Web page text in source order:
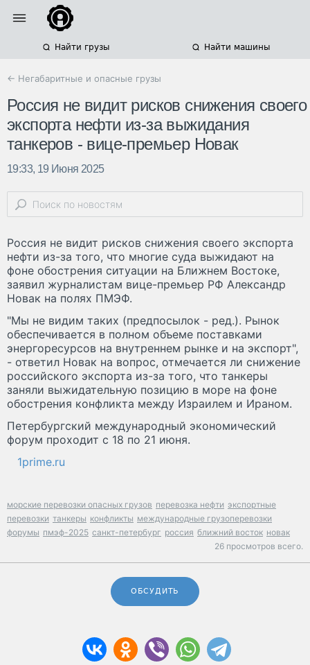
Найти грузы Найти машины
← Негабаритные и опасные грузы
Россия не видит рисков снижения своего
экспорта нефти из-за выжидания
танкеров - вице-премьер Новак
19:33, 19 Июня 2025
Россия не видит рисков снижения своего экспорта
нефти из-за того, что многие суда выжидают на
фоне обострения ситуации на Ближнем Востоке,
заявил журналистам вице-премьер РФ Александр
Новак на полях ПМЭФ.
"Мы не видим таких (предпосылок - ред.). Рынок
обеспечивается в полном объеме поставками
энергоресурсов на внутреннем рынке и на экспорт",
- ответил Новак на вопрос, отмечается ли снижение
российского экспорта из-за того, что танкеры
заняли выжидательную позицию в море на фоне
обострения конфликта между Израилем и Ираном.
Петербургский международный экономический
форум проходит с 18 по 21 июня.
1prime.ru
морские перевозки опасных грузов перевозка нефти экспортные
перевозки танкеры конфликты международные грузоперевозки
форумы пмэф-2025 санкт-петербург россия ближний восток новак
26 просмотров всего.
ОБСУДИТЬ